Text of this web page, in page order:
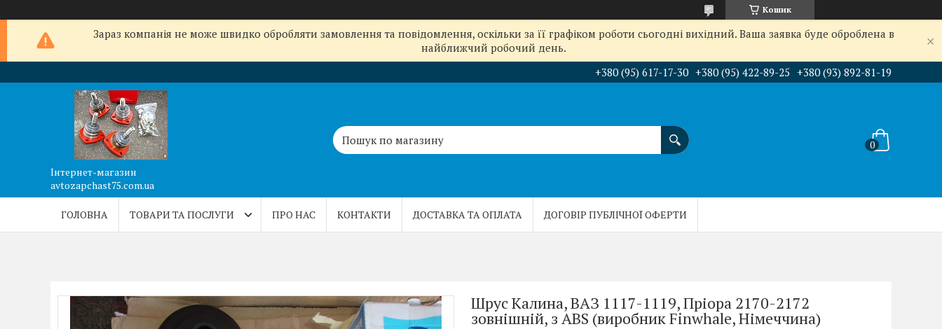
Кошик
Зараз компанія не може швидко обробляти замовлення та повідомлення, оскільки за її графіком роботи сьогодні вихідний. Ваша заявка буде оброблена в
найближчий робочий день.
+380 (95) 617-17-30 +380 (95) 422-89-25 +380 (93) 892-81-19
Інтернет-магазин
avtozapchast75.com.ua
ГОЛОВНА ТОВАРИ ТА ПОСЛУГИ ПРО НАС КОНТАКТИ ДОСТАВКА ТА ОПЛАТА ДОГОВІР ПУБЛІЧНОЇ ОФЕРТИ
Шрус Калина, ВАЗ 1117-1119, Пріора 2170-2172
зовнішній, з ABS (виробник Finwhale, Німеччина)